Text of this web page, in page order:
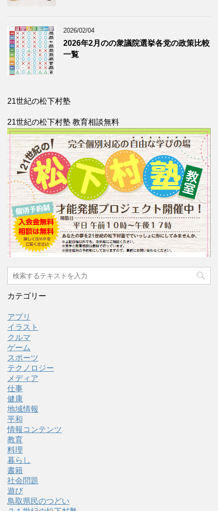
2026/02/04
2026年2月のの衆議院選挙各党の政策比較
一覧
21世紀の松下村塾
21世紀の松下村塾 教育相談無料
カテゴリー
アプリ
イラスト
クルマ
ゲーム
スポーツ
テクノロジー
メディア
仕事
健康
地域情報
平和
情報コンテンツ
教育
料理
暮らし
書籍
社会問題
遊び
鳥取県民のつどい